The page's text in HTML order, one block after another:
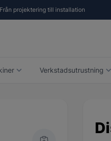
Från projektering till installation
Verkstadsutrustning